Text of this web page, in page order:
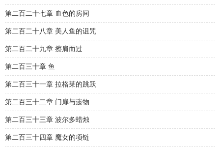
第二百二十七章 血色的房间
第二百二十八章 美人鱼的诅咒
第二百二十九章 擦肩而过
第二百三十章 鱼
第二百三十一章 拉格莱的跳跃
第二百三十二章 门扉与遗物
第二百三十三章 波尔多蜡烛
第二百三十四章 魔女的项链